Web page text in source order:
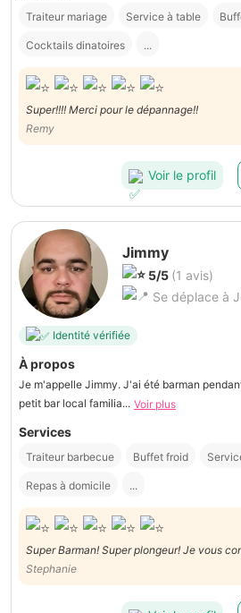
Traiteur mariage Service à table
Cocktails dinatoires ...
Super!!!! Merci pour le dépannage!!
Remy
Voir le profil
Jimmy
5/5 (1 avis)
Se déplace à
Identité vérifiée
À propos
Je m'appelle Jimmy. J'ai été barman
petit bar local familia... Voir plus
Services
Traiteur barbecue Buffet froid
Repas à domicile ...
Super Barman! Super plongeur! Je vous
Stephanie